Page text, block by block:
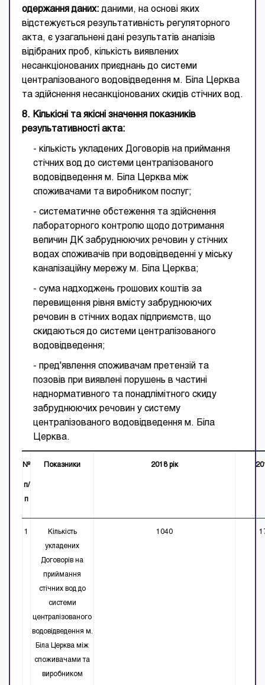
одержання даних:даними, на основі яких
відстежується результативність регуляторного
акта, є узагальнені дані результатів аналізів
відібраних проб, кількість виявлених
несанкціонованих приєднань до системи
централізованого водовідведення м. Біла Церква
та здійснення несанкціонованих скидів стічних вод.
8. Кількісні та якісні значення показників
результативності акта:
- кількість укладених Договорів на приймання
стічних вод до системи централізованого
водовідведення м. Біла Церква між
споживачами та виробником послуг;
- систематичне обстеження та здійснення
лабораторного контролю щодо дотримання
величин ДК забруднюючих речовин у стічних
водах споживачів при водовідведенні у міську
каналізаційну мережу м. Біла Церква;
- сума надходжень грошових коштів за
перевищення рівня вмісту забруднюючих
речовин в стічних водах підприємств, що
скидаються до системи централізованого
водовідведення;
- пред'явлення споживачам претензій та
позовів при виявлені порушень в частині
наднормативного та понадлімітного скиду
забруднюючих речовин у систему
централізованого водовідведення м. Біла
Церква.
№
п/
п
Показники 2018 рік
1 Кількість
укладених
Договорів на
приймання
стічних вод до
системи
централізованого
водовідведення м.
Біла Церква між
споживачами та
виробником
1040